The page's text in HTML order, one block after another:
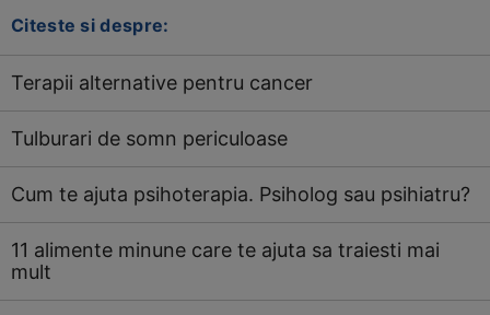
Citeste si despre:
Terapii alternative pentru cancer
Tulburari de somn periculoase
Cum te ajuta psihoterapia. Psiholog sau psihiatru?
11 alimente minune care te ajuta sa traiesti mai
mult